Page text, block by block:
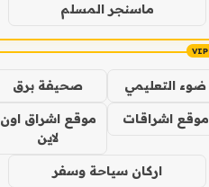
ماسنجر المسلم
ضوء التعليمي صحيفة برق
موقع اشراقات
موقع اشراق اون
لاين
اركان سياحة وسفر